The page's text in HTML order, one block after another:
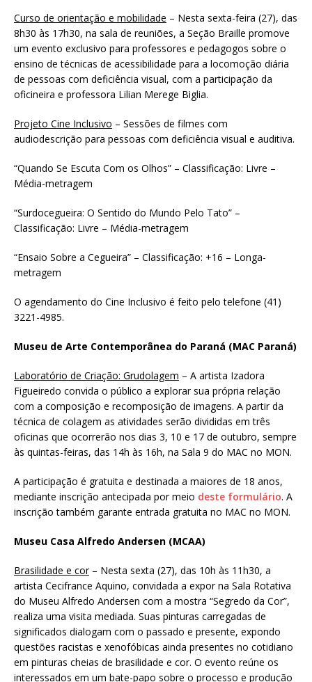
Curso de orientação e mobilidade – Nesta sexta-feira (27), das
8h30 às 17h30, na sala de reuniões, a Seção Braille promove
um evento exclusivo para professores e pedagogos sobre o
ensino de técnicas de acessibilidade para a locomoção diária
de pessoas com deficiência visual, com a participação da
oficineira e professora Lilian Merege Biglia.
Projeto Cine Inclusivo – Sessões de filmes com
audiodescrição para pessoas com deficiência visual e auditiva.
“Quando Se Escuta Com os Olhos” – Classificação: Livre –
Média-metragem
“Surdocegueira: O Sentido do Mundo Pelo Tato” –
Classificação: Livre – Média-metragem
“Ensaio Sobre a Cegueira” – Classificação: +16 – Longa-
metragem
O agendamento do Cine Inclusivo é feito pelo telefone (41)
3221-4985.
Museu de Arte Contemporânea do Paraná (MAC Paraná)
Laboratório de Criação: Grudolagem – A artista Izadora
Figueiredo convida o público a explorar sua própria relação
com a composição e recomposição de imagens. A partir da
técnica de colagem as atividades serão divididas em três
oficinas que ocorrerão nos dias 3, 10 e 17 de outubro, sempre
às quintas-feiras, das 14h às 16h, na Sala 9 do MAC no MON.
A participação é gratuita e destinada a maiores de 18 anos,
mediante inscrição antecipada por meio deste formulário. A
inscrição também garante entrada gratuita no MAC no MON.
Museu Casa Alfredo Andersen (MCAA)
Brasilidade e cor– Nesta sexta (27), das 10h às 11h30, a
artista Cecifrance Aquino, convidada a expor na Sala Rotativa
do Museu Alfredo Andersen com a mostra “Segredo da Cor”,
realiza uma visita mediada. Suas pinturas carregadas de
significados dialogam com o passado e presente, expondo
questões racistas e xenofóbicas ainda presentes no cotidiano
em pinturas cheias de brasilidade e cor. O evento reúne os
interessados em um bate-papo sobre o processo e produção